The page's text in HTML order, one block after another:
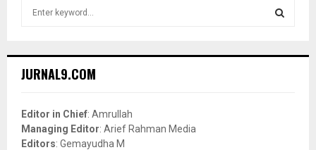
h
o
r
:
JURNAL9.COM
Editor in Chief: Amrullah
Managing Editor: Arief Rahman Media
Editors: Gemayudha M